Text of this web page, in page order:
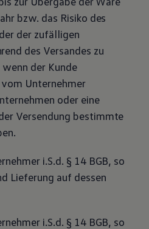
bzw. das Risiko des
der zufälligen
des Versandes zu
der Kunde
Unternehmer
oder eine
Versendung bestimmte
i.S.d. § 14 BGB, so
Lieferung auf dessen
i.S.d. § 14 BGB, so